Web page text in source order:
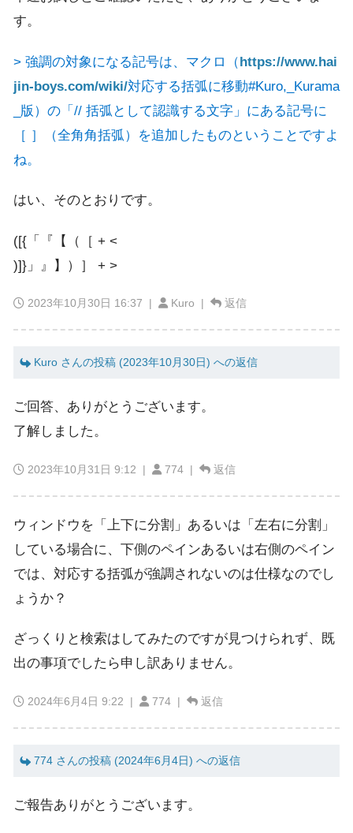
す。
> 強調の対象になる記号は、マクロ（https://www.hai
jin-boys.com/wiki/対応する括弧に移動#Kuro,_Kurama
_版）の「// 括弧として認識する文字」にある記号に
［ ］（全角角括弧）を追加したものということですよ
ね。
はい、そのとおりです。
([{「『【（［ + <
)]}」』】）］ + >
2023年10月30日 16:37 | Kuro | 返信
Kuro さんの投稿 (2023年10月30日) への返信
ご回答、ありがとうございます。
了解しました。
2023年10月31日 9:12 | 774 | 返信
ウィンドウを「上下に分割」あるいは「左右に分割」
している場合に、下側のペインあるいは右側のペイン
では、対応する括弧が強調されないのは仕様なのでし
ょうか？
ざっくりと検索はしてみたのですが見つけられず、既
出の事項でしたら申し訳ありません。
2024年6月4日 9:22 | 774 | 返信
774 さんの投稿 (2024年6月4日) への返信
ご報告ありがとうございます。